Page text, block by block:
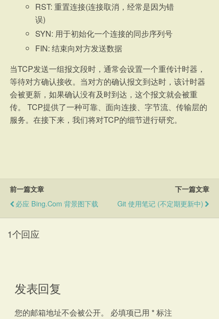
RST: 重置连接(连接取消，经常是因为错
误)
SYN: 用于初始化一个连接的同步序列号
FIN: 结束向对方发送数据
当TCP发送一组报文段时，通常会设置一个重传计时器，
等待对方确认接收。当对方的确认报文到达时，该计时器
会被更新，如果确认没有及时到达，这个报文就会被重
传。 TCP提供了一种可靠、面向连接、字节流、传输层的
服务。在接下来，我们将对TCP的细节进行研究。
前一篇文章
必应 Bing.com 背景图下载
下一篇文章
Git 使用笔记 (不定期更新中)
1个回应
发表回复
您的邮箱地址不会被公开。 必填项已用 *标注